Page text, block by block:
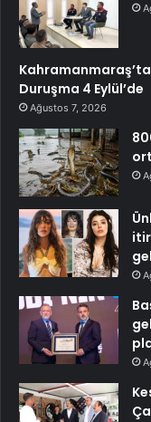
Duruşma 4 Eylül’de
Ağustos 7, 2026